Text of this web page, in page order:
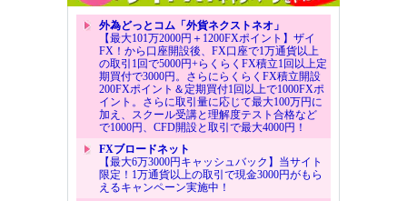
外為どっとコム「外貨ネクストネオ」
【最大101万2000円＋1200FXポイント】ザイ
FX！から口座開設後、FX口座で1万通貨以上
の取引1回で5000円+らくらくFX積立1回以上定
期買付で3000円。さらにらくらくFX積立開設
200FXポイント＆定期買付1回以上で1000FXポ
イント。さらに取引量に応じて最大100万円に
加え、スクール受講と理解度テスト合格など
で1000円、CFD開設と取引で最大4000円！
FXブロードネット
【最大6万3000円キャッシュバック】当サイト
限定！1万通貨以上の取引で現金3000円がもら
えるキャンペーン実施中！